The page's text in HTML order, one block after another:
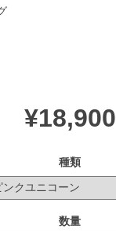
¥18,900
種類
数量